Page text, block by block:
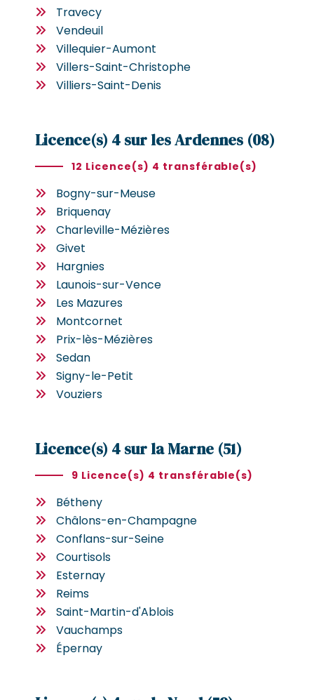
Travecy
Vendeuil
Villequier-Aumont
Villers-Saint-Christophe
Villiers-Saint-Denis
Licence(s) 4 sur les Ardennes (08)
12 Licence(s) 4 transférable(s)
Bogny-sur-Meuse
Briquenay
Charleville-Mézières
Givet
Hargnies
Launois-sur-Vence
Les Mazures
Montcornet
Prix-lès-Mézières
Sedan
Signy-le-Petit
Vouziers
Licence(s) 4 sur la Marne (51)
9 Licence(s) 4 transférable(s)
Bétheny
Châlons-en-Champagne
Conflans-sur-Seine
Courtisols
Esternay
Reims
Saint-Martin-d'Ablois
Vauchamps
Épernay